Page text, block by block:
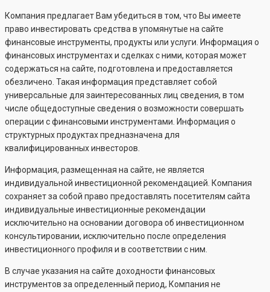
Компания предлагает Вам убедиться в том, что Вы имеете
право инвестировать средства в упомянутые на сайте
финансовые инструменты, продукты или услуги. Информация о
финансовых инструментах и сделках с ними, которая может
содержаться на сайте, подготовлена и предоставляется
обезличено. Такая информация представляет собой
универсальные для заинтересованных лиц сведения, в том
числе общедоступные сведения о возможности совершать
операции с финансовыми инструментами. Информация о
структурных продуктах предназначена для
квалифицированных инвесторов.
Информация, размещенная на сайте, не является
индивидуальной инвестиционной рекомендацией. Компания
сохраняет за собой право предоставлять посетителям сайта
индивидуальные инвестиционные рекомендации
исключительно на основании договора об инвестиционном
консультировании, исключительно после определения
инвестиционного профиля и в соответствии с ним.
В случае указания на сайте доходности финансовых
инструментов за определенный период, Компания не